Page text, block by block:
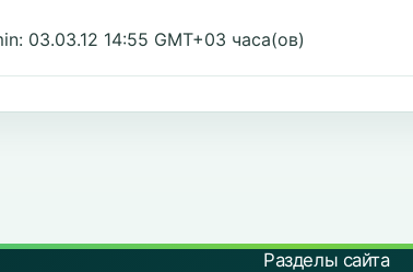
03.03.12 14:55 GMT+03 часа(ов)
Разделы сайта